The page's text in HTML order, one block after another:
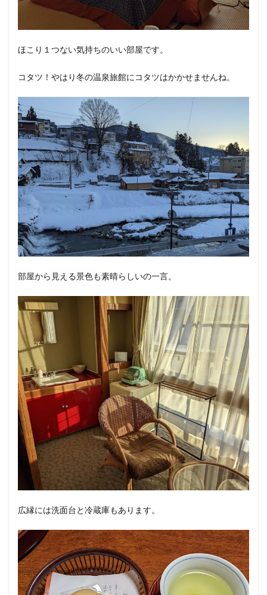
ほこり１つない気持ちのいい部屋です。
コタツ！やはり冬の温泉旅館にコタツはかかせませんね。
部屋から見える景色も素晴らしいの一言。
広縁には洗面台と冷蔵庫もあります。